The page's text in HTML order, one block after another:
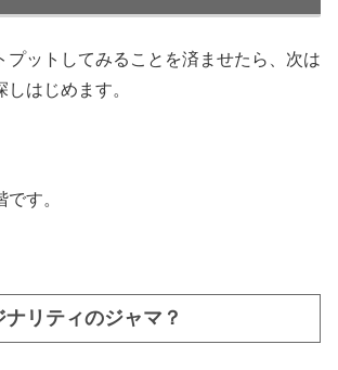
プットしてみることを済ませたら、次は
はじめます。
す。
リティのジャマ？